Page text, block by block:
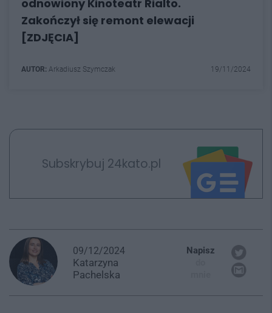
odnowiony Kinoteatr Rialto.
Zakończył się remont elewacji
[ZDJĘCIA]
AUTOR: Arkadiusz Szymczak 19/11/2024
Subskrybuj 24kato.pl
09/12/2024
Katarzyna
Pachelska
Napisz